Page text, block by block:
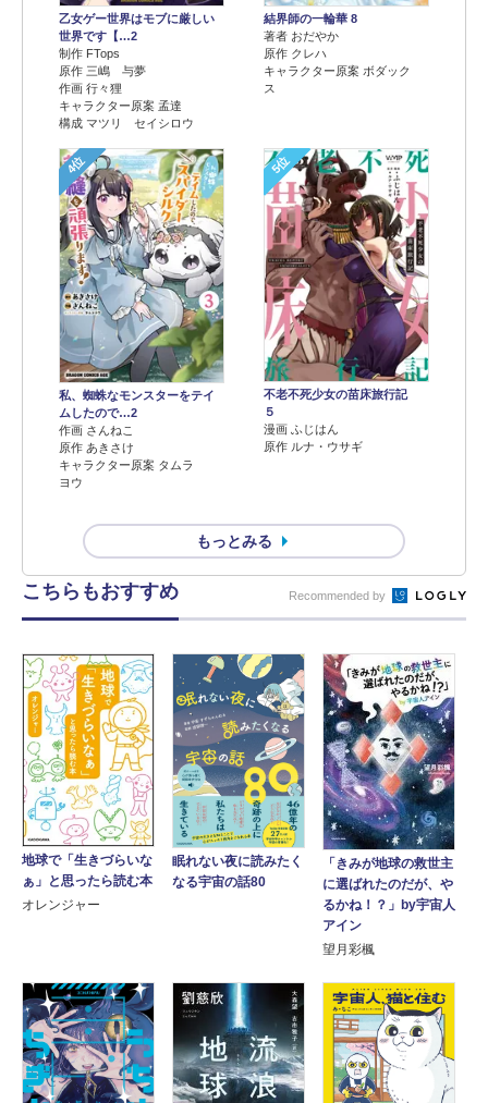
乙女ゲー世界はモブに厳しい
世界です【…2
制作 FTops
原作 三嶋 与夢
作画 行々狸
キャラクター原案 孟達
構成 マツリ セイシロウ
結界師の一輪華 8
著者 おだやか
原作 クレハ
キャラクター原案 ボダック
ス
4位
私、蜘蛛なモンスターをテイ
ムしたので…2
作画 さんねこ
原作 あきさけ
キャラクター原案 タムラ
ヨウ
5位
不老不死少女の苗床旅行記
５
漫画 ふじはん
原作 ルナ・ウサギ
もっとみる
こちらもおすすめ Recommended by
地球で「生きづらいな
ぁ」と思ったら読む本
オレンジャー
眠れない夜に読みたく
なる宇宙の話80
「きみが地球の救世主
に選ばれたのだが、や
るかね！？」by宇宙人
アイン
望月彩楓